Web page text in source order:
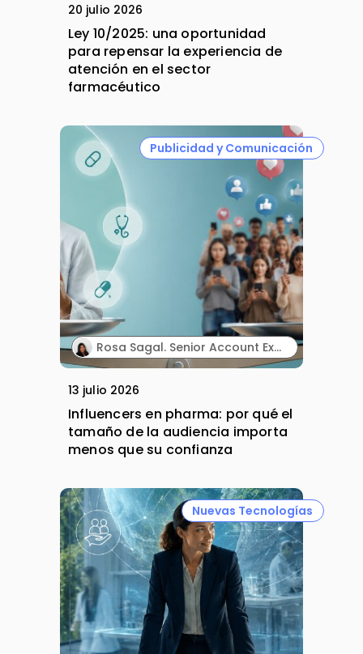
20 julio 2026
Ley 10/2025: una oportunidad
para repensar la experiencia de
atención en el sector
farmacéutico
Publicidad y Comunicación
Rosa Sagal. Senior Account Executive. Territory Influence.
13 julio 2026
Influencers en pharma: por qué el
tamaño de la audiencia importa
menos que su confianza
Nuevas Tecnologías